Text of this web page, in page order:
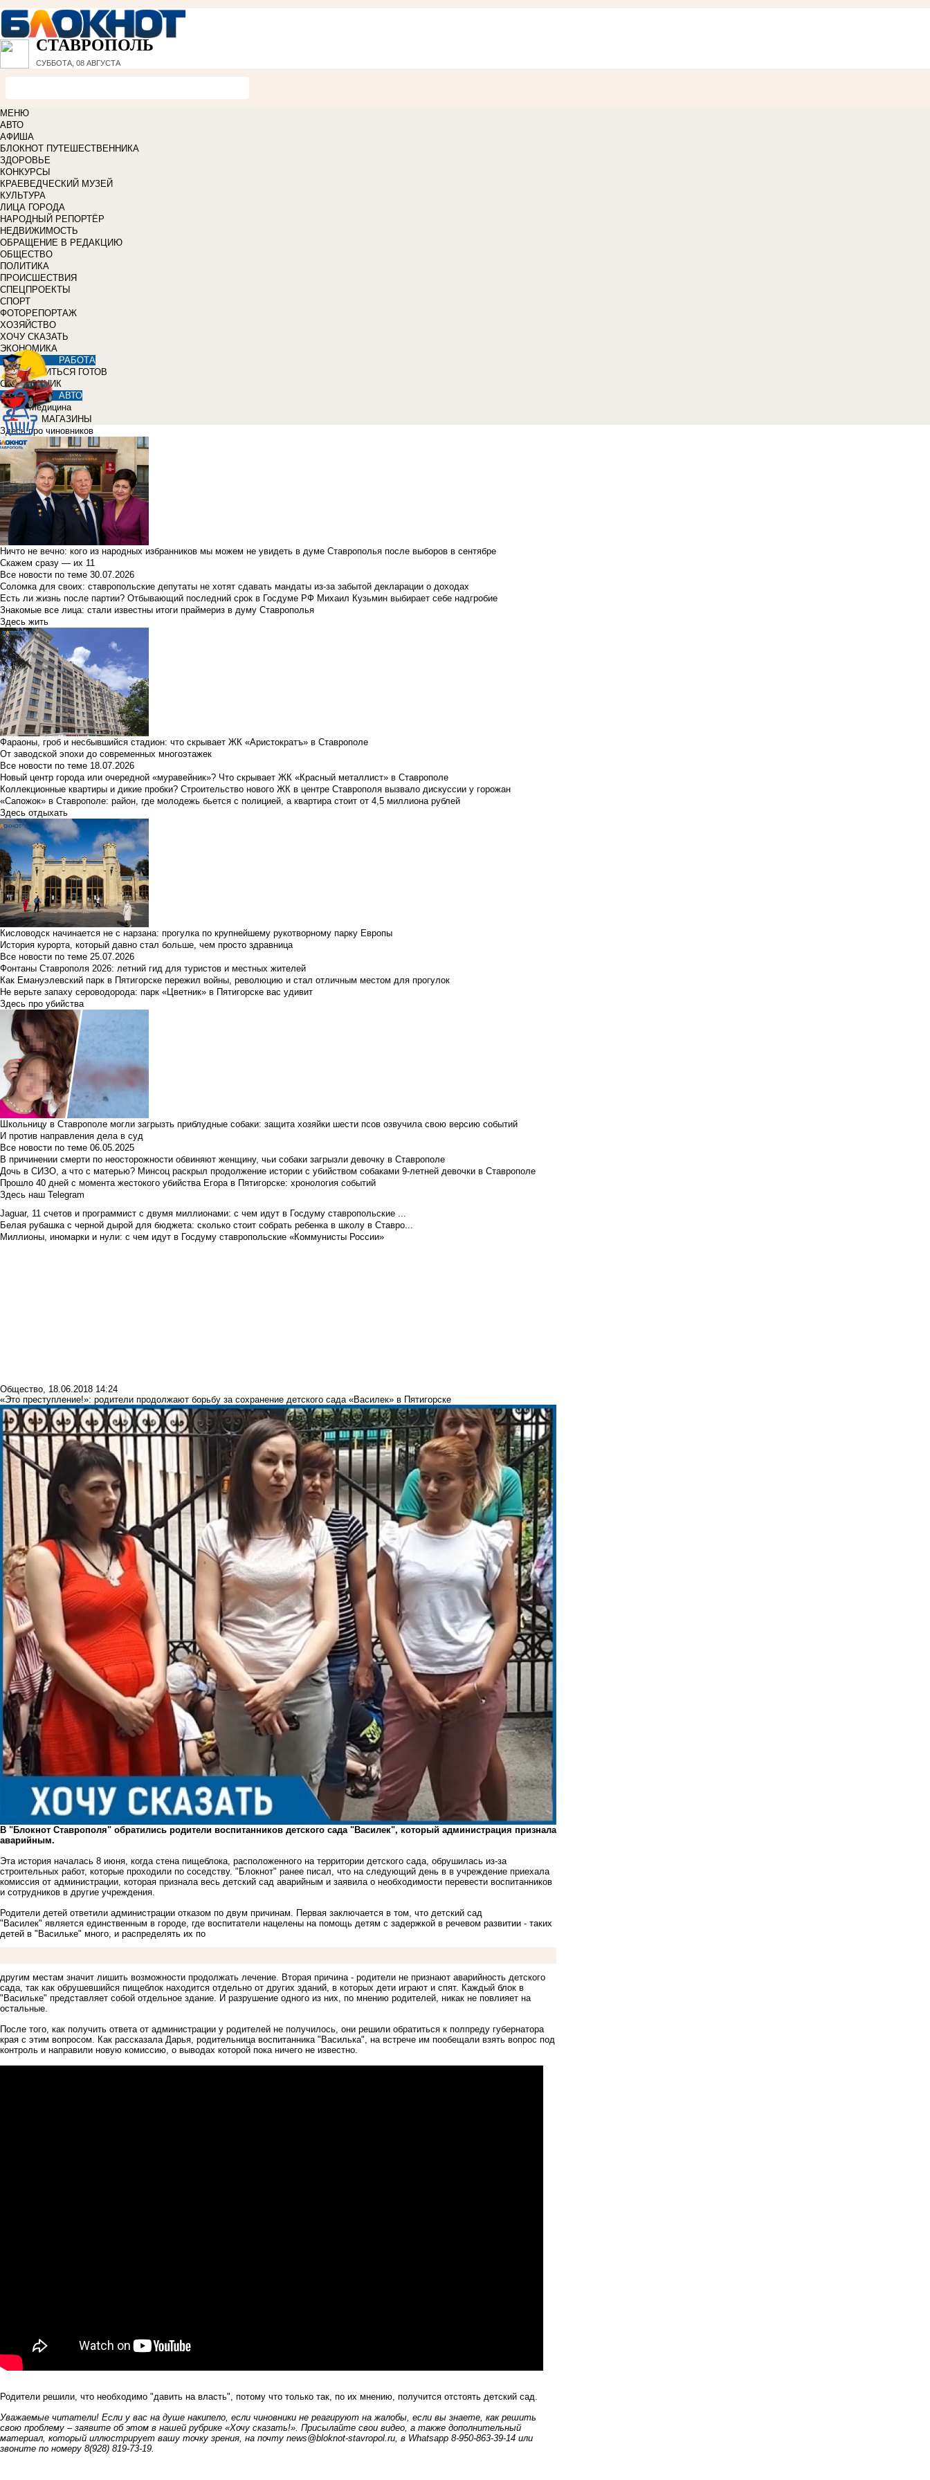
СТАВРОПОЛЬ
СУББОТА, 08 АВГУСТА
МЕНЮ
АВТО
АФИША
БЛОКНОТ ПУТЕШЕСТВЕННИКА
ЗДОРОВЬЕ
КОНКУРСЫ
КРАЕВЕДЧЕСКИЙ МУЗЕЙ
КУЛЬТУРА
ЛИЦА ГОРОДА
НАРОДНЫЙ РЕПОРТЁР
НЕДВИЖИМОСТЬ
ОБРАЩЕНИЕ В РЕДАКЦИЮ
ОБЩЕСТВО
ПОЛИТИКА
ПРОИСШЕСТВИЯ
СПЕЦПРОЕКТЫ
СПОРТ
ФОТОРЕПОРТАЖ
ХОЗЯЙСТВО
ХОЧУ СКАЗАТЬ
ЭКОНОМИКА
РАБОТА
УЧИТЬСЯ ГОТОВ
СПРАВОЧНИК
АВТО
Медицина
МАГАЗИНЫ
Здесь про чиновников
Ничто не вечно: кого из народных избранников мы можем не увидеть в думе Ставрополья после выборов в сентябре
Скажем сразу — их 11
Все новости по теме 30.07.2026
Соломка для своих: ставропольские депутаты не хотят сдавать мандаты из-за забытой декларации о доходах
Есть ли жизнь после партии? Отбывающий последний срок в Госдуме РФ Михаил Кузьмин выбирает себе надгробие
Знакомые все лица: стали известны итоги праймериз в думу Ставрополья
Здесь жить
Фараоны, гроб и несбывшийся стадион: что скрывает ЖК «Аристократъ» в Ставрополе
От заводской эпохи до современных многоэтажек
Все новости по теме 18.07.2026
Новый центр города или очередной «муравейник»? Что скрывает ЖК «Красный металлист» в Ставрополе
Коллекционные квартиры и дикие пробки? Строительство нового ЖК в центре Ставрополя вызвало дискуссии у горожан
«Сапожок» в Ставрополе: район, где молодежь бьется с полицией, а квартира стоит от 4,5 миллиона рублей
Здесь отдыхать
Кисловодск начинается не с нарзана: прогулка по крупнейшему рукотворному парку Европы
История курорта, который давно стал больше, чем просто здравница
Все новости по теме 25.07.2026
Фонтаны Ставрополя 2026: летний гид для туристов и местных жителей
Как Емануэлевский парк в Пятигорске пережил войны, революцию и стал отличным местом для прогулок
Не верьте запаху сероводорода: парк «Цветник» в Пятигорске вас удивит
Здесь про убийства
Школьницу в Ставрополе могли загрызть приблудные собаки: защита хозяйки шести псов озвучила свою версию событий
И против направления дела в суд
Все новости по теме 06.05.2025
В причинении смерти по неосторожности обвиняют женщину, чьи собаки загрызли девочку в Ставрополе
Дочь в СИЗО, а что с матерью? Минсоц раскрыл продолжение истории с убийством собаками 9-летней девочки в Ставрополе
Прошло 40 дней с момента жестокого убийства Егора в Пятигорске: хронология событий
Здесь наш Telegram
Jaguar, 11 счетов и программист с двумя миллионами: с чем идут в Госдуму ставропольские ...
Белая рубашка с черной дырой для бюджета: сколько стоит собрать ребенка в школу в Ставро...
Миллионы, иномарки и нули: с чем идут в Госдуму ставропольские «Коммунисты России»
Общество, 18.06.2018 14:24
«Это преступление!»: родители продолжают борьбу за сохранение детского сада «Василек» в Пятигорске
В "Блокнот Ставрополя" обратились родители воспитанников детского сада "Василек", который администрация признала
аварийным.
Эта история началась 8 июня, когда стена пищеблока, расположенного на территории детского сада, обрушилась из-за
строительных работ, которые проходили по соседству. "Блокнот" ранее писал , что на следующий день в в учреждение приехала
комиссия от администрации, которая признала весь детский сад аварийным и заявила о необходимости перевести воспитанников
и сотрудников в другие учреждения.
Родители детей ответили администрации отказом по двум причинам. Первая заключается в том, что детский сад
"Василек" является единственным в городе, где воспитатели нацелены на помощь детям с задержкой в речевом развитии - таких
детей в "Васильке" много, и распределять их по
другим местам значит лишить возможности продолжать лечение. Вторая причина - родители не признают аварийность детского
сада, так как обрушевшийся пищеблок находится отдельно от других зданий, в которых дети играют и спят. Каждый блок в
"Васильке" представляет собой отдельное здание. И разрушение одного из них, по мнению родителей, никак не повлияет на
остальные.
После того, как получить ответа от администрации у родителей не получилось, они решили обратиться к полпреду губернатора
края с этим вопросом. Как рассказала Дарья, родительница воспитанника "Василька", на встрече им пообещали взять вопрос под
контроль и направили новую комиссию, о выводах которой пока ничего не известно.
Родители решили, что необходимо "давить на власть", потому что только так, по их мнению, получится отстоять детский сад.
Уважаемые читатели! Если у вас на душе накипело, если чиновники не реагируют на жалобы, если вы знаете, как решить
свою проблему – заявите об этом в нашей рубрике «Хочу сказать!». Присылайте свои видео, а также дополнительный
материал, который иллюстрирует вашу точку зрения, на почту news@bloknot-stavropol.ru , в Whatsapp 8-950-863-39-14 или
звоните по номеру 8(928) 819-73-19.